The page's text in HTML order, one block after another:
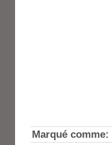
Marqué comme: